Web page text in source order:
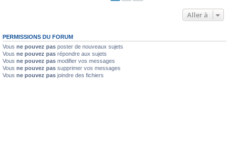
Aller à
PERMISSIONS DU FORUM
Vous ne pouvez pas poster de nouveaux sujets
Vous ne pouvez pas répondre aux sujets
Vous ne pouvez pas modifier vos messages
Vous ne pouvez pas supprimer vos messages
Vous ne pouvez pas joindre des fichiers